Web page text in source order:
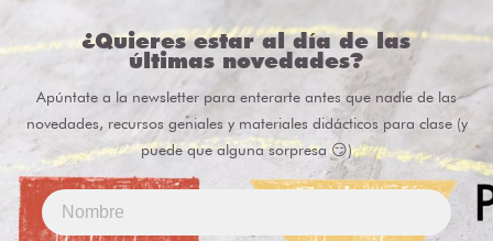
¿Quieres estar al día de las
últimas novedades?
Apúntate a la newsletter para enterarte antes que nadie de las
novedades, recursos geniales y materiales didácticos para clase (y
puede que alguna sorpresa 😏)